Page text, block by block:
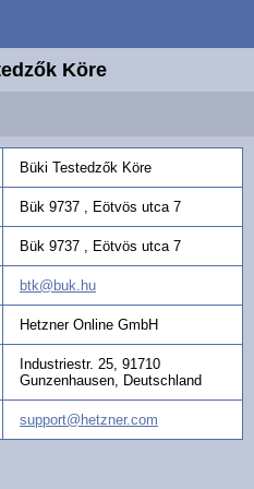
Köre
Büki Testedzők Köre
Bük 9737 , Eötvös utca 7
Bük 9737 , Eötvös utca 7
btk@buk.hu
Hetzner Online GmbH
Industriestr. 25, 91710
Gunzenhausen, Deutschland
support@hetzner.com